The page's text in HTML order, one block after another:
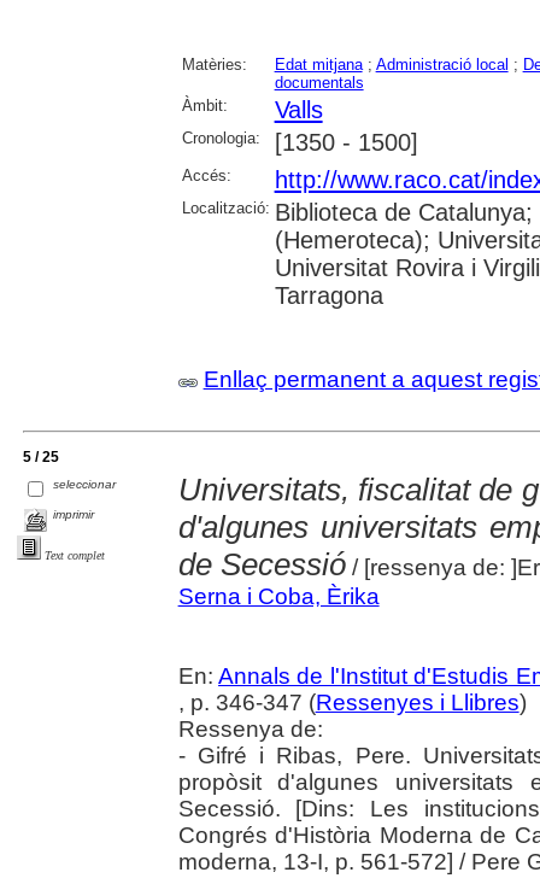
Matèries: Edat mitjana; Administració local ;
documentals
Àmbit:
Valls
Cronologia: [1350 - 1500]
Accés: http://www.raco.cat/
Localització: Biblioteca de
(Hemeroteca);
Universitat Rovira i
Tarragona
Enllaç permanent a aquest
5 / 25
seleccionar
imprimir
Text complet
Universitats, fiscalitat de
d'algunes universitats
de Secessió/ [ressenya de:
Serna i Coba, Èrika
En:Annals de l'Institut d'Estudis
, p. 346-347 (Ressenyes i Llibres)
Ressenya de:
- Gifré i Ribas, Pere.
propòsit d'algunes universitats
Secessió. [Dins: Les
Congrés d'Història Moderna de
moderna, 13-I, p. 561-572] / Pere